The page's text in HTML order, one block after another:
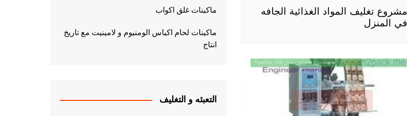
مشروع تغليف المواد الغذائية الجافه
في المنزل
ماكينات غلق اكواب
ماكينات لحام اكياس الومنيوم و لامينيت مع تاريخ
انتاج
التعبئه و التغليف